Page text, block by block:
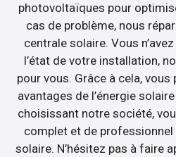
photovoltaïques pour
cas de problème, nous
centrale solaire. Vous
l’état de votre installation,
pour vous. Grâce à cela,
avantages de l’énergie
choisissant notre société,
complet et de
solaire. N’hésitez pas à faire